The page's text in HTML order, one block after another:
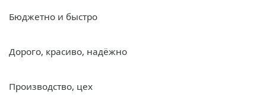
Бюджетно и быстро
Дорого, красиво, надёжно
Производство, цех